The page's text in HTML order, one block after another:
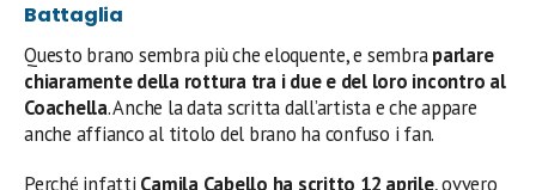
Battaglia
Questo brano sembra più che eloquente, e sembraparlare
chiaramente della rottura tra i due e del loro incontro al
Coachella. Anche la data scritta dall’artista e che appare
anche affianco al titolo del brano ha confuso i fan.
Perché infatti Camila Cabello ha scritto 12 aprile, ovvero